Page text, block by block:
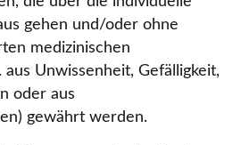
gehen und/oder ohne
medizinischen
aus Unwissenheit, Gefälligkeit,
oder aus
gewährt werden.